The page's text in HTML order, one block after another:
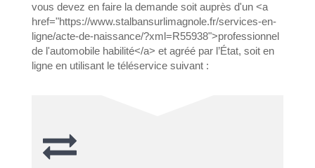
vous devez en faire la demande soit auprès d'un <a
href="https://www.stalbansurlimagnole.fr/services-en-
ligne/acte-de-naissance/?xml=R55938">professionnel
de l'automobile habilité</a> et agréé par l’État, soit en
ligne en utilisant le téléservice suivant :